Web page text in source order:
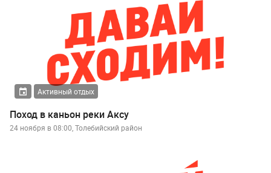
Активный отдых
Поход в каньон реки Аксу
24 ноября в 08:00, Толебийский район